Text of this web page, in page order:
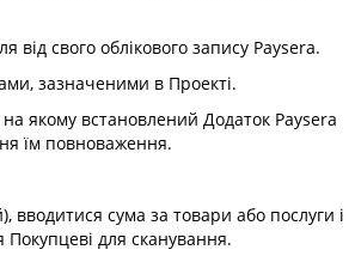
свого облікового запису Paysera.
зазначеними в Проекті.
якому встановлений Додаток Paysera
їм повноваження.
сума за товари або послуги і
для сканування.